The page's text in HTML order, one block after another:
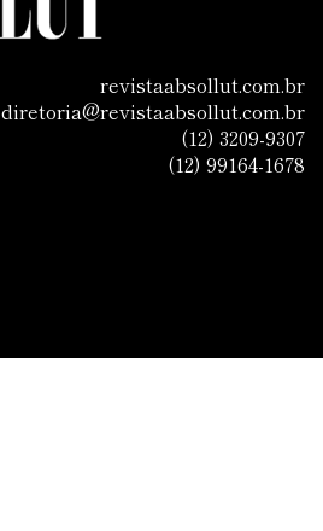
revistaabsollut.com.br
diretoria@revistaabsollut.com.br
(12) 3209-9307
(12) 99164-1678